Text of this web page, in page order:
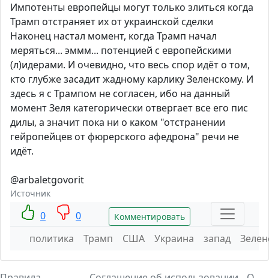
Импотенты европейцы могут только злиться когда
Трамп отстраняет их от украинской сделки
Наконец настал момент, когда Трамп начал
меряться... эммм... потенцией с европейскими
(л)идерами. И очевидно, что весь спор идёт о том,
кто глубже засадит жадному карлику Зеленскому. И
здесь я с Трампом не согласен, ибо на данный
момент Зеля категорически отвергает все его пис
дилы, а значит пока ни о каком "отстранении
гейропейцев от фюрерского афедрона" речи не
идёт.
@arbaletgovorit
Источник
0 0 Комментировать
политика Трамп США Украина запад